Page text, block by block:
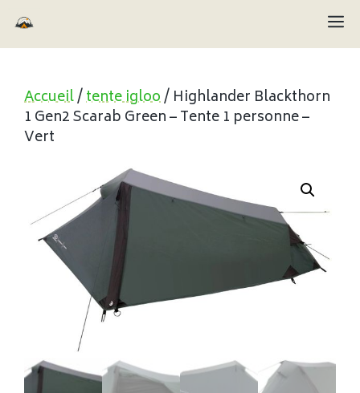
au
contenu
Accueil/tente igloo/ Highlander Blackthorn
1 Gen2 Scarab Green – Tente 1 personne –
Vert